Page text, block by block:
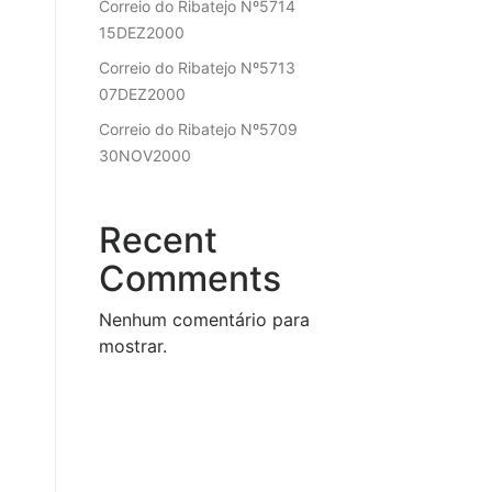
Correio do Ribatejo Nº5714
15DEZ2000
Correio do Ribatejo Nº5713
07DEZ2000
Correio do Ribatejo Nº5709
30NOV2000
Recent
Comments
Nenhum comentário para
mostrar.